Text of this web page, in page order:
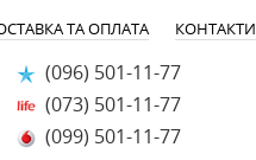
ТА ОПЛАТА КОНТАКТИ
(096) 501-11-77
(073) 501-11-77
(099) 501-11-77